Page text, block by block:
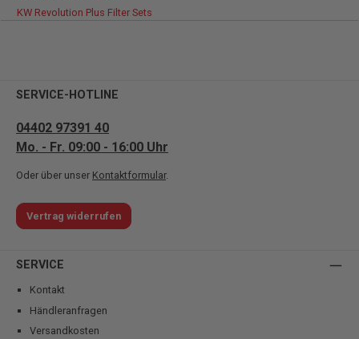
KW Revolution Plus Filter Sets
SERVICE-HOTLINE
04402 97391 40
Mo. - Fr. 09:00 - 16:00 Uhr
Oder über unser Kontaktformular.
Vertrag widerrufen
SERVICE
Kontakt
Händleranfragen
Versandkosten